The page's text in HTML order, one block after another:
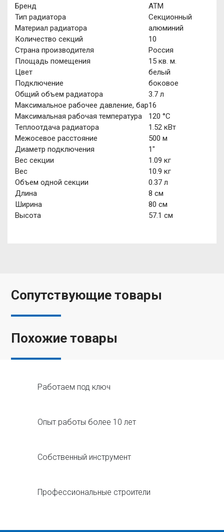
Бренд
АТМ
Тип радиатора
Секционный
Материал радиатора
алюминий
Количество секций
10
Страна производителя
Россия
Площадь помещения
15 кв. м.
Цвет
белый
Подключение
боковое
Общий объем радиатора
3.7 л
Максимальное рабочее давление, бар16
Максимальная рабочая температура
120 °С
Теплоотдача радиатора
1.52 кВт
Межосевое расстояние
500 м
Диаметр подключения
1"
Вес секции
1.09 кг
Вес
10.9 кг
Объем одной секции
0.37 л
Длина
8 см
Ширина
80 см
Высота
57.1 см
Сопутствующие товары
Похожие товары
Работаем под ключ
Опыт работы более 10 лет
Собственный инструмент
Профессиональные строители